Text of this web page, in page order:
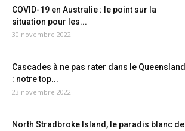
COVID-19 en Australie : le point sur la
situation pour les...
30 novembre 2022
Cascades à ne pas rater dans le Queensland
: notre top...
23 novembre 2022
North Stradbroke Island, le paradis blanc de